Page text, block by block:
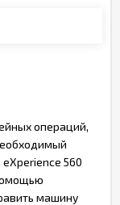
операций,
560
машину